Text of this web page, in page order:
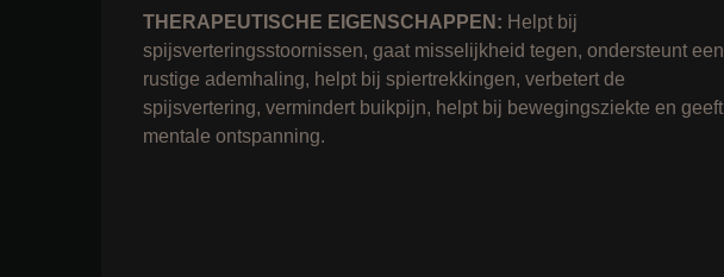
THERAPEUTISCHE EIGENSCHAPPEN: Helpt bij
spijsverteringsstoornissen, gaat misselijkheid tegen, ondersteunt een
rustige ademhaling, helpt bij spiertrekkingen, verbetert de
spijsvertering, vermindert buikpijn, helpt bij bewegingsziekte en geeft
mentale ontspanning.